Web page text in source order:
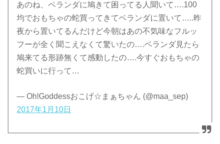
あのね、ベランダに鳩きて困ってる人聞いて….100
均でおもちゃの蛇買ってきてベランダに置いて…..昨
夜から置いてるんだけど今朝はあの不気味なフルッ
フーが全く聞こえなくて驚いたの….ベランダ見たら
鳩来てる形跡無くて感動したの….今すぐおもちゃの
蛇買いに行って…
— Oh!Goddessおこげ☆まぁちゃん (@maa_sep)
2017年1月10日